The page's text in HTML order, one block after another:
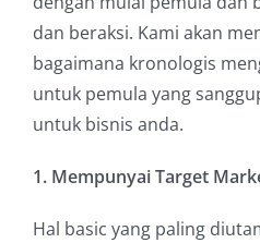
dan beraksi. Kami akan
bagaimana kronologis
untuk pemula yang
untuk bisnis anda.
1. Mempunyai Target
Hal basic yang paling